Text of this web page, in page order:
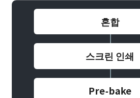
혼합
스크린 인쇄
Pre-bake